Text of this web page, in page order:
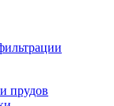
прудов